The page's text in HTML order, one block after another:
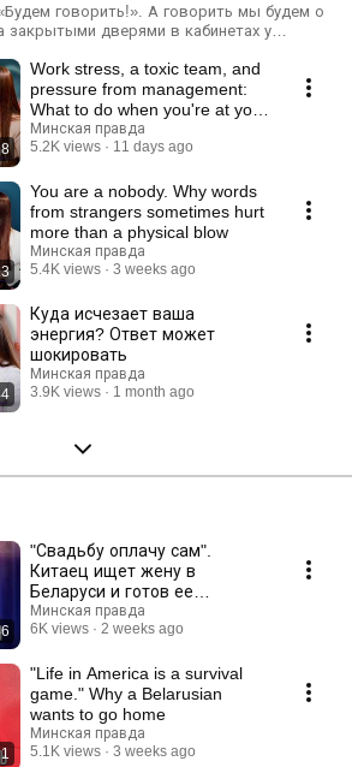
говорить!». А говорить мы будем о
дверями в кабинетах у
Work stress, a toxic team, and
pressure from management:
What to do when you're at your
breaking ...
Минская правда
5.2K views
11 days ago
You are a nobody. Why words
from strangers sometimes hurt
more than a physical blow
Минская правда
5.4K views
3 weeks ago
Куда исчезает ваша
энергия? Ответ может
шокировать
Минская правда
3.9K views
1 month ago
"Свадьбу оплачу сам".
Китаец ищет жену в
Беларуси и готов ее
обеспечивать
Минская правда
6K views
2 weeks ago
"Life in America is a survival
game." Why a Belarusian
wants to go home
Минская правда
5.1K views
3 weeks ago